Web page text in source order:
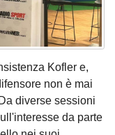
Kofler e,
non è mai
diverse sessioni
da parte